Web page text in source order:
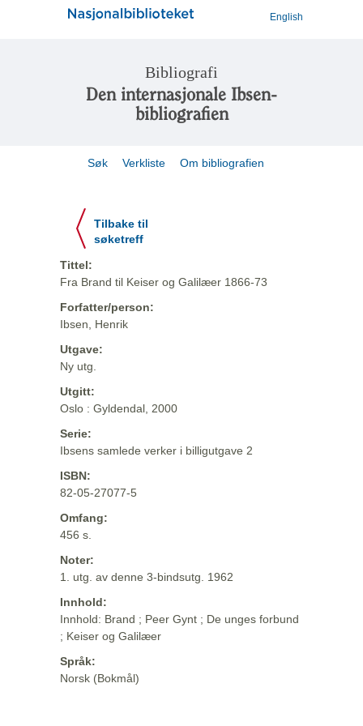
English
Bibliografi
Den internasjonale Ibsen-
bibliografien
Søk Verkliste Om bibliografien
Tilbake til
søketreff
Tittel:
Fra Brand til Keiser og Galilæer 1866-73
Forfatter/person:
Ibsen, Henrik
Utgave:
Ny utg.
Utgitt:
Oslo : Gyldendal, 2000
Serie:
Ibsens samlede verker i billigutgave 2
ISBN:
82-05-27077-5
Omfang:
456 s.
Noter:
1. utg. av denne 3-bindsutg. 1962
Innhold:
Innhold: Brand ; Peer Gynt ; De unges forbund
; Keiser og Galilæer
Språk:
Norsk (Bokmål)